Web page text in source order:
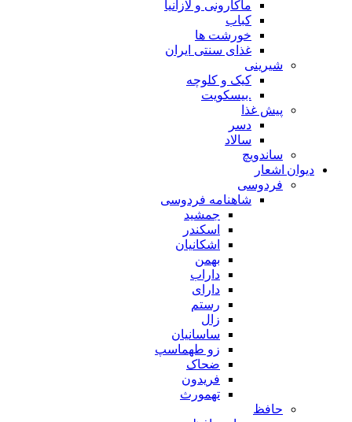
ماکارونی و لازانیا
کباب
خورشت ها
غذای سنتی ایران
شیرینی
کیک و کلوچه
.بیسکویت
پیش غذا
دسر
سالاد
ساندویچ
دیوان اشعار
فردوسی
شاهنامه فردوسی
جمشید
اسکندر
اشکانیان
بهمن
داراب
دارای
رستم
زال
ساسانیان
زو طهماسپ‏
ضحاک
فریدون
تهمورث
حافظ